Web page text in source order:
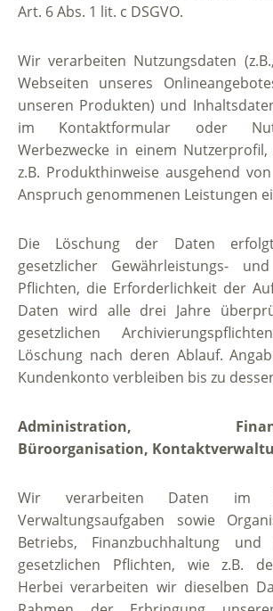
Art. 6 Abs. 1 lit. c DSGVO.
Wir verarbeiten Nutzungsdaten
Webseiten unseres
unseren Produkten) und
im Kontaktformular oder
Werbezwecke in einem
z.B. Produkthinweise ausgehend
Anspruch genommenen Leistungen
Die Löschung der Daten
gesetzlicher Gewährleistungs-
Pflichten, die Erforderlichkeit der
Daten wird alle drei Jahre
gesetzlichen
Löschung nach deren Ablauf.
Kundenkonto verbleiben bis zu
Administration,
Büroorganisation,
Wir verarbeiten Daten im
Verwaltungsaufgaben sowie
Betriebs, Finanzbuchhaltung
gesetzlichen Pflichten, wie z.B.
Herbei verarbeiten wir dieselben